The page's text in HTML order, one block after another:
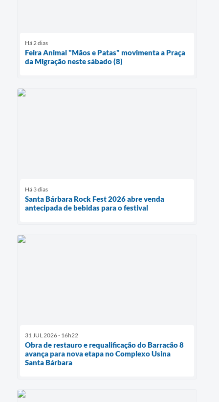
Há 2 dias
Feira Animal "Mãos e Patas" movimenta a Praça
da Migração neste sábado (8)
Há 3 dias
Santa Bárbara Rock Fest 2026 abre venda
antecipada de bebidas para o festival
31 JUL 2026 - 16h22
Obra de restauro e requalificação do Barracão 8
avança para nova etapa no Complexo Usina
Santa Bárbara